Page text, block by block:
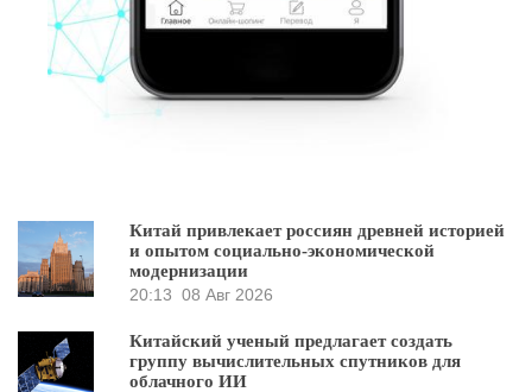
Китай привлекает россиян древней историей
и опытом социально-экономической
модернизации
20:13 08 Авг 2026
Китайский ученый предлагает создать
группу вычислительных спутников для
облачного ИИ